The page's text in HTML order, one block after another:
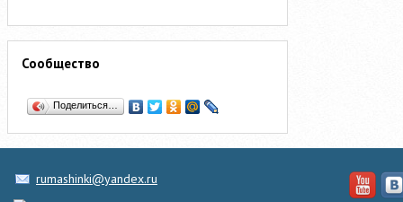
Сообщество
Поделиться…
rumashinki@yandex.ru